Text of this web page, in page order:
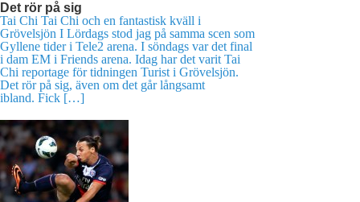
Det rör på sig
Tai Chi Tai Chi och en fantastisk kväll i
Grövelsjön I Lördags stod jag på samma scen som
Gyllene tider i Tele2 arena. I söndags var det final
i dam EM i Friends arena. Idag har det varit Tai
Chi reportage för tidningen Turist i Grövelsjön.
Det rör på sig, även om det går långsamt
ibland. Fick […]